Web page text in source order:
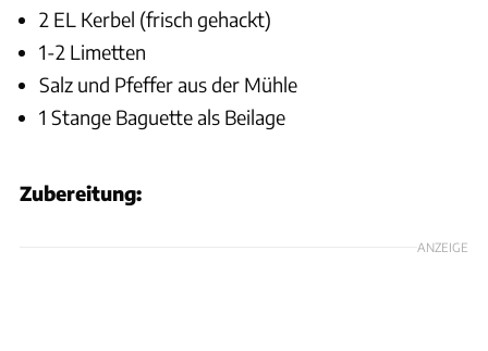
2 EL Kerbel (frisch gehackt)
1-2 Limetten
Salz und Pfeffer aus der Mühle
1 Stange Baguette als Beilage
Zubereitung:
ANZEIGE